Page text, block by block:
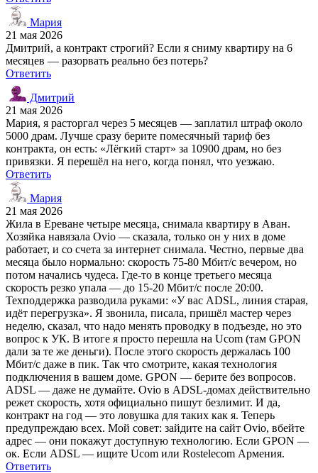
Мария
21 мая 2026
Дмитрий, а контракт строгий? Если я сниму квартиру на 6
месяцев — разорвать реально без потерь?
Ответить
Дмитрий
21 мая 2026
Мария, я расторгал через 5 месяцев — заплатил штраф около
5000 драм. Лучше сразу берите помесячный тариф без
контракта, он есть: «Лёгкий старт» за 10900 драм, но без
привязки. Я перешёл на него, когда понял, что уезжаю.
Ответить
Мария
21 мая 2026
Жила в Ереване четыре месяца, снимала квартиру в Аван.
Хозяйка навязала Ovio — сказала, только он у них в доме
работает, и со счета за интернет снимала. Честно, первые два
месяца было нормально: скорость 75-80 Мбит/с вечером, но
потом начались чудеса. Где-то в конце третьего месяца
скорость резко упала — до 15-20 Мбит/с после 20:00.
Техподдержка разводила руками: «У вас ADSL, линия старая,
идёт перегрузка». Я звонила, писала, пришёл мастер через
неделю, сказал, что надо менять проводку в подъезде, но это
вопрос к УК. В итоге я просто перешла на Ucom (там GPON
дали за те же деньги). После этого скорость держалась 100
Мбит/с даже в пик. Так что смотрите, какая технология
подключения в вашем доме. GPON — берите без вопросов.
ADSL — даже не думайте. Ovio в ADSL-домах действительно
режет скорость, хотя официально пишут безлимит. И да,
контракт на год — это ловушка для таких как я. Теперь
предупреждаю всех. Мой совет: зайдите на сайт Ovio, вбейте
адрес — они покажут доступную технологию. Если GPON —
ок. Если ADSL — ищите Ucom или Rostelecom Армения.
Ответить